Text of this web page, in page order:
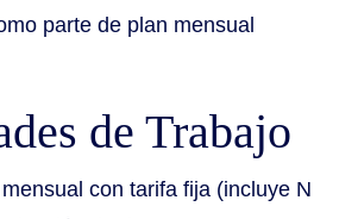
parte de plan mensual
de Trabajo
con tarifa fija (incluye N